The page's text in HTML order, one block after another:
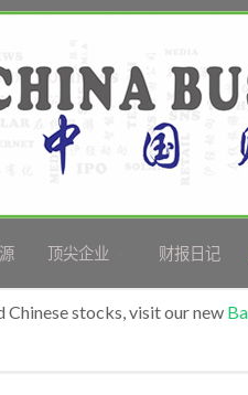
顶尖企业 财报日记
Chinese stocks, visit our new